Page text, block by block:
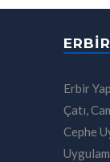
Erbir
Çatı,
Cephe